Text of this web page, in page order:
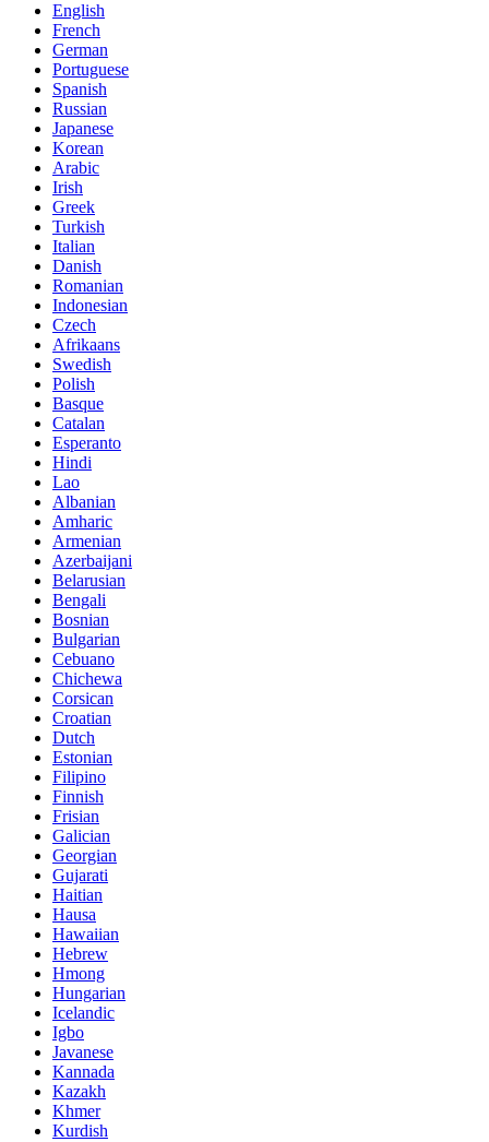
English
French
German
Portuguese
Spanish
Russian
Japanese
Korean
Arabic
Irish
Greek
Turkish
Italian
Danish
Romanian
Indonesian
Czech
Afrikaans
Swedish
Polish
Basque
Catalan
Esperanto
Hindi
Lao
Albanian
Amharic
Armenian
Azerbaijani
Belarusian
Bengali
Bosnian
Bulgarian
Cebuano
Chichewa
Corsican
Croatian
Dutch
Estonian
Filipino
Finnish
Frisian
Galician
Georgian
Gujarati
Haitian
Hausa
Hawaiian
Hebrew
Hmong
Hungarian
Icelandic
Igbo
Javanese
Kannada
Kazakh
Khmer
Kurdish